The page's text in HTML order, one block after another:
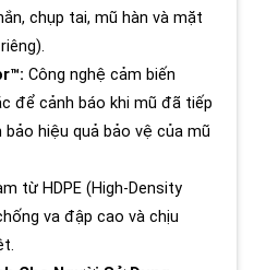
chụp tai, mũ hàn và mặt
Công nghệ cảm biến
để cảnh báo khi mũ đã tiếp
hiệu quả bảo vệ của mũ
từ HDPE (High-Density
va đập cao và chịu